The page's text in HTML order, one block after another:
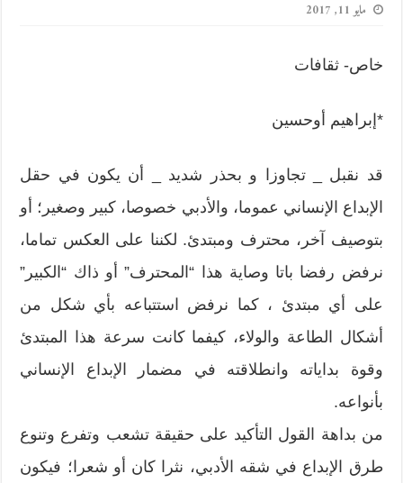
مايو 11, 2017
خاص- ثقافات
*إبراهيم أوحسين
قد نقبل _ تجاوزا و بحذر شديد _ أن يكون في حقل
الإبداع الإنساني عموما، والأدبي خصوصا، كبير وصغير؛ أو
بتوصيف آخر، محترف ومبتدئ. لكننا على العكس تماما،
نرفض رفضا باتا وصاية هذا “المحترف” أو ذاك “الكبير”
على أي مبتدئ ، كما نرفض استتباعه بأي شكل من
أشكال الطاعة والولاء، كيفما كانت سرعة هذا المبتدئ
وقوة بداياته وانطلاقته في مضمار الإبداع الإنساني
بأنواعه.
من بداهة القول التأكيد على حقيقة تشعب وتفرع وتنوع
طرق الإبداع في شقه الأدبي، نثرا كان أو شعرا؛ فيكون